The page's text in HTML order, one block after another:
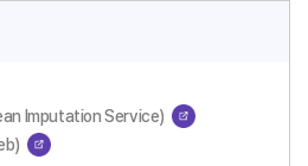
Imputation Service)